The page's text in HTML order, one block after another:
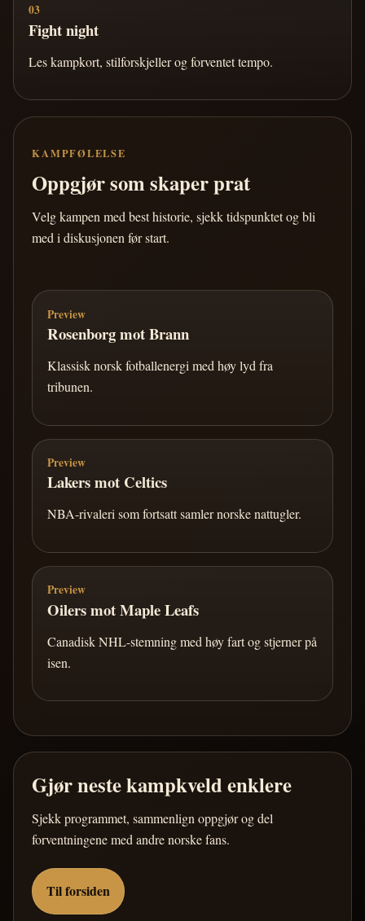
03
Fight night
Les kampkort, stilforskjeller og forventet tempo.
KAMPFØLELSE
Oppgjør som skaper prat
Velg kampen med best historie, sjekk tidspunktet og bli
med i diskusjonen før start.
Preview
Rosenborg mot Brann
Klassisk norsk fotballenergi med høy lyd fra
tribunen.
Preview
Lakers mot Celtics
NBA-rivaleri som fortsatt samler norske nattugler.
Preview
Oilers mot Maple Leafs
Canadisk NHL-stemning med høy fart og stjerner på
isen.
Gjør neste kampkveld enklere
Sjekk programmet, sammenlign oppgjør og del
forventningene med andre norske fans.
Til forsiden